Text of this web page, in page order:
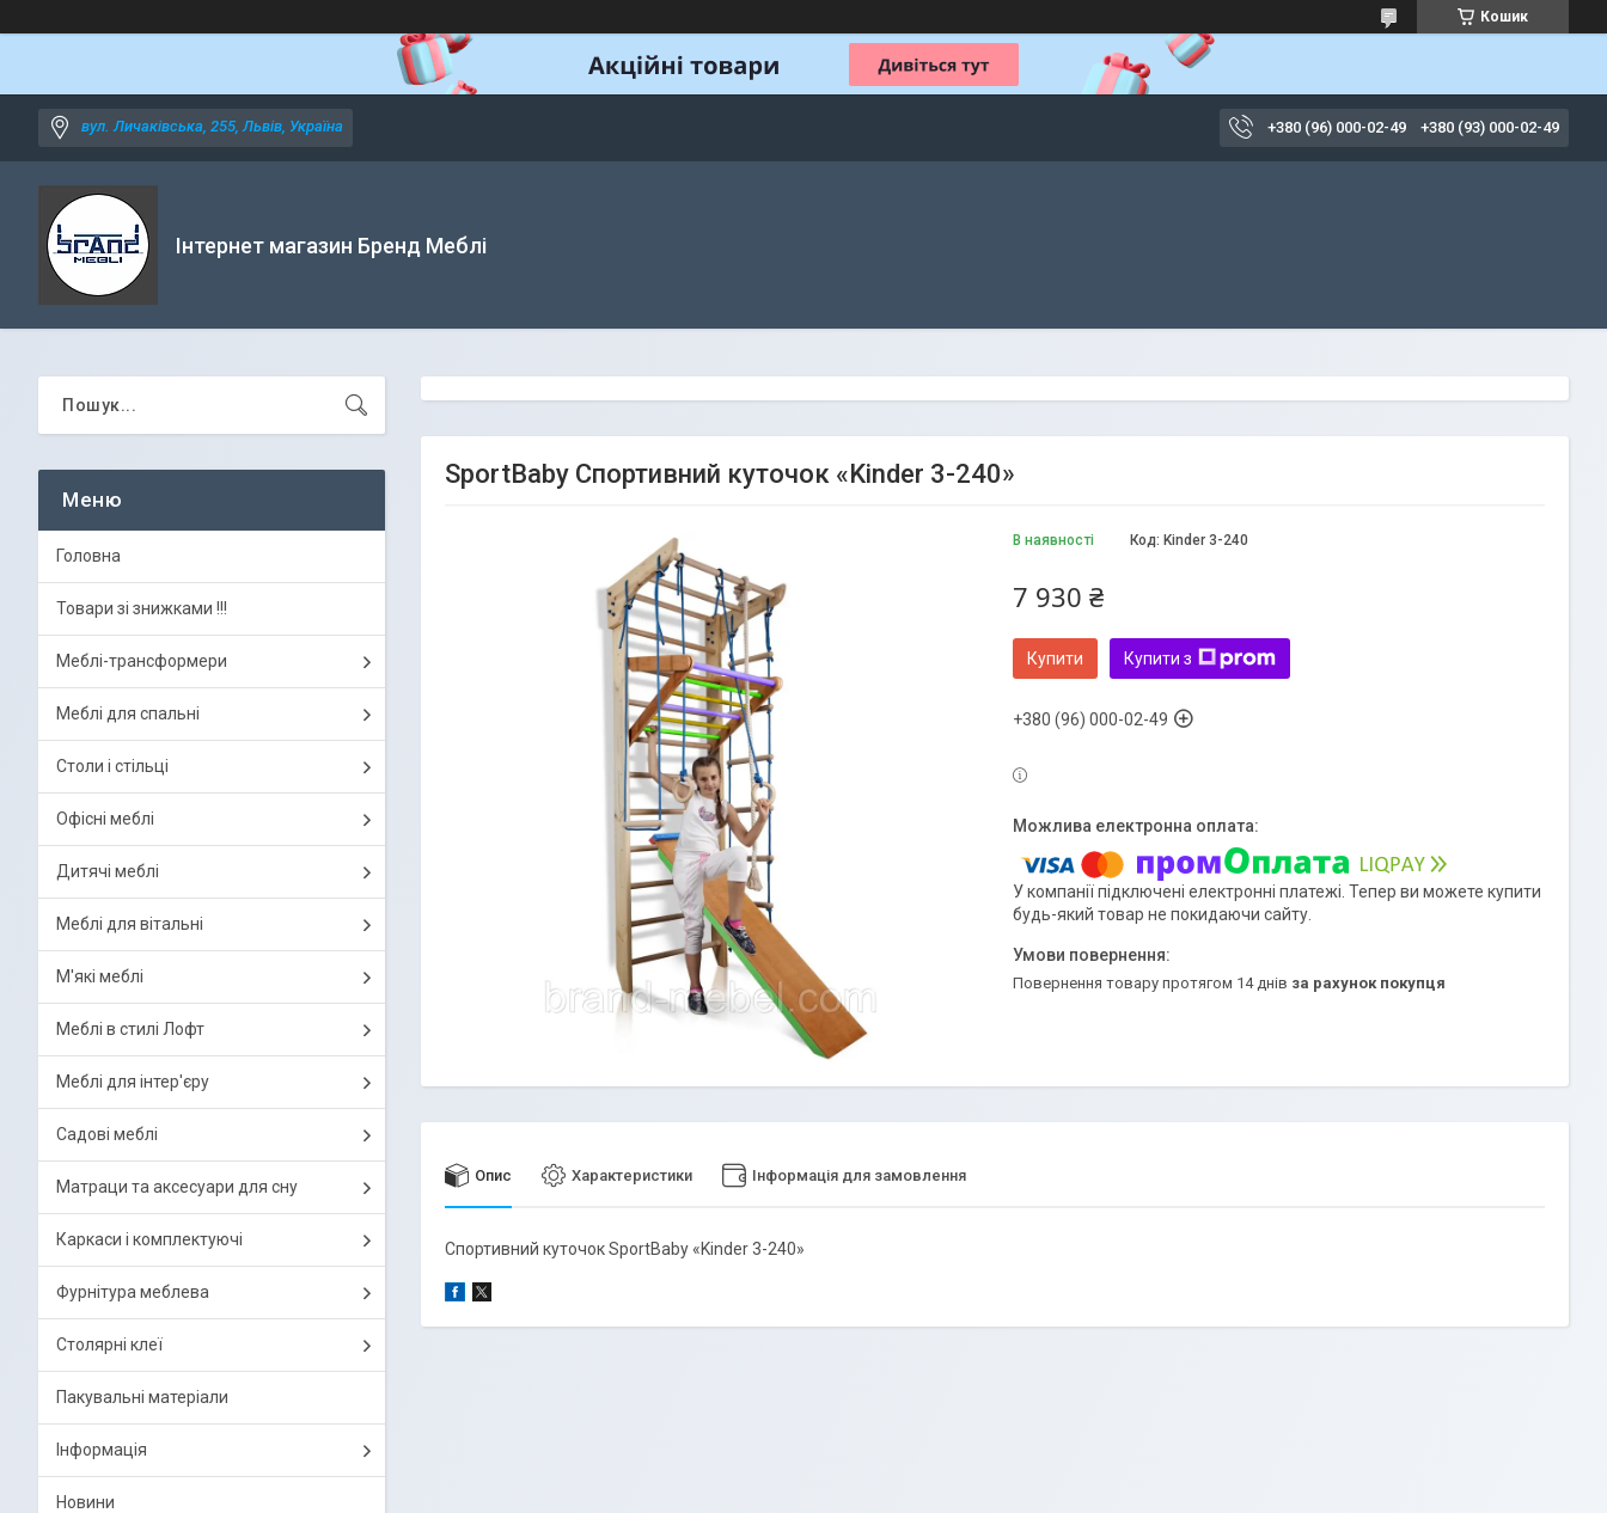
Кошик
вул. Личаківська, 255, Львів, Україна +380 (96) 000-02-49 +380 (93) 000-02-49
Інтернет магазин Бренд Меблі
SportBaby Спортивний куточок «Kinder 3-240»
В наявності Код: Kinder 3-240
7 930 ₴
Купити Купити з
+380 (96) 000-02-49
У компанії підключені електронні платежі. Тепер ви можете купити
будь-який товар не покидаючи сайту.
повернення товару протягом 14 днів за рахунок покупця
Опис Характеристики Інформація для замовлення
Спортивний куточок SportBaby «Kinder 3-240»
Головна
Товари зі знижками !!!
Меблі-трансформери
Меблі для спальні
Столи і стільці
Офісні меблі
Дитячі меблі
Меблі для вітальні
М'які меблі
Меблі в стилі Лофт
Меблі для інтер'єру
Садові меблі
Матраци та аксесуари для сну
Каркаси і комплектуючі
Фурнітура меблева
Столярні клеї
Пакувальні матеріали
Інформація
Новини